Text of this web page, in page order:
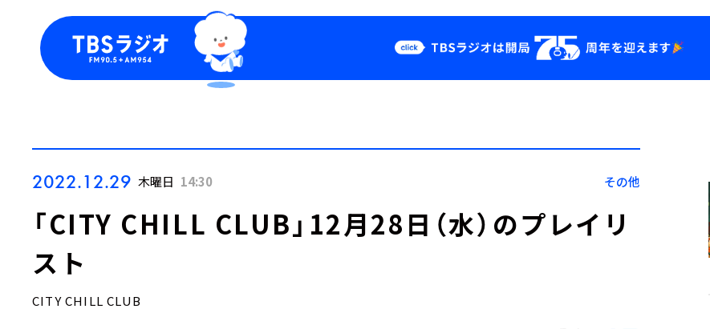
Podcast
YouTube
2022.12.29 木曜日 14:30 その他
「CITY CHILL CLUB」12月28日（水）のプレイリ
スト
CITY CHILL CLUB